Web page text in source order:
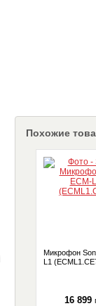
Похожие
Микрофон
L1
16 899